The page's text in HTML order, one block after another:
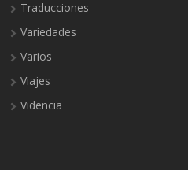
Traducciones
Variedades
Varios
Viajes
Videncia